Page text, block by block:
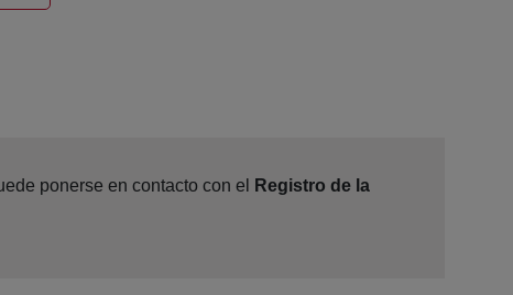
ponerse en contacto con el
Registro de la